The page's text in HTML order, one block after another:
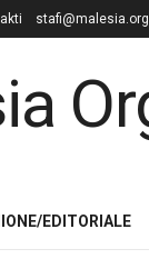
stafi@malesia.org
EDITORIALE